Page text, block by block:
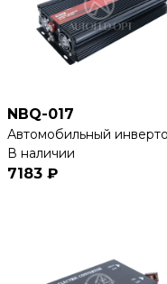
NBQ-017
Автомобильный
В наличии
7183 ₽